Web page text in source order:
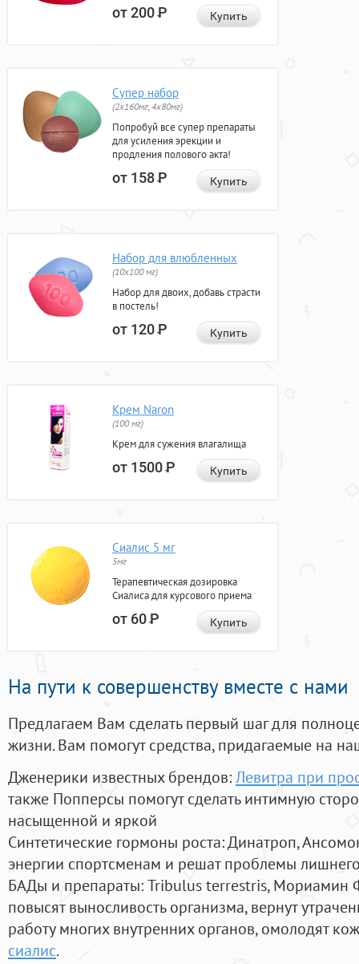
от 200Р Купить
Супер набор
(2х160мг, 4х80мг)
Попробуй все супер препараты
для усиления эрекции и
продления полового акта!
от 158Р Купить
Набор для влюбленных
(10х100 мг)
Набор для двоих, добавь страсти
в постель!
от 120Р Купить
Крем Naron
(100 мг)
Крем для сужения влагалища
от 1500Р Купить
Сиалис 5 мг
5мг
Терапевтическая дозировка
Сиалиса для курсового приема
от 60Р Купить
На пути к совершенству вместе с нами
Предлагаем Вам сделать первый шаг для
жизни. Вам помогут средства, придагаемые на
Дженерики известных брендов:Левитра при
также Попперсы помогут сделать интимную
насыщенной и яркой
Синтетические гормоны роста: Динатроп,
энергии спортсменам и решат проблемы
БАДы и препараты:Tribulus terrestris, Мориамин
повысят выносливость организма, вернут
работу многих внутренних органов, омолодят
сиалис.